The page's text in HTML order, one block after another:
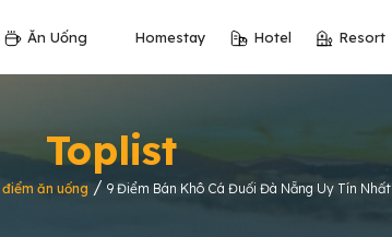
Ăn Uống Homestay Hotel Resort
Toplist
ăn uống / 9 Điểm Bán Khô Cá Đuối Đà Nẵng Uy Tín Nhất